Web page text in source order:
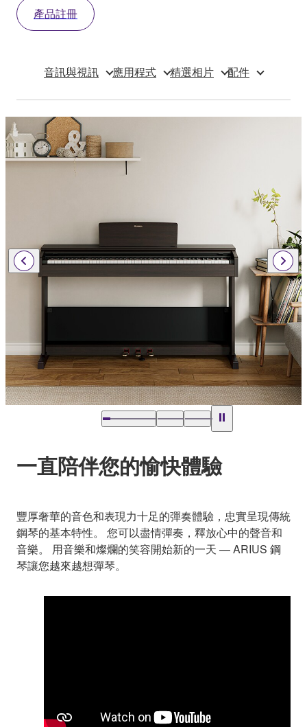
產品註冊
音訊與視訊 應用程式 精選相片 配件
一直陪伴您的愉快體驗
豐厚奢華的音色和表現力十足的彈奏體驗，忠實呈現傳統
鋼琴的基本特性。 您可以盡情彈奏，釋放心中的聲音和
音樂。 用音樂和燦爛的笑容開始新的一天 — ARIUS 鋼
琴讓您越來越想彈琴。